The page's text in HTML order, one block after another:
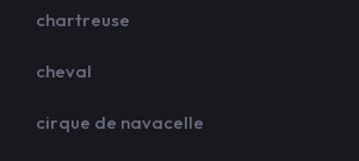
chartreuse
cheval
cirque de navacelle